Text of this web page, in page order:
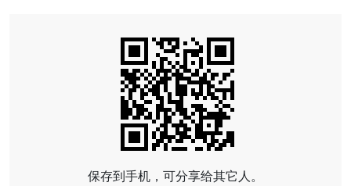
保存到手机，可分享给其它人。